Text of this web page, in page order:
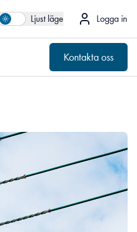
Ljust läge Logga in
Kontakta oss
Kontakta oss